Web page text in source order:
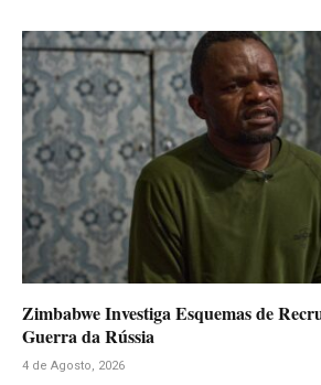
Zimbabwe Investiga Esquemas de
Guerra da Rússia
4 de Agosto, 2026